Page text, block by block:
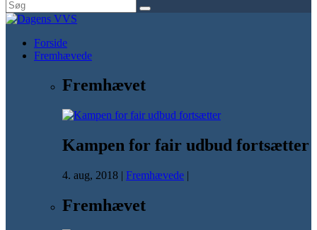
Forside
Fremhævede
Fremhævet
Kampen for fair udbud fortsætter
4. aug, 2018 | Fremhævede |
Fremhævet